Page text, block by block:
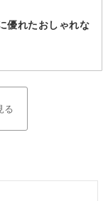
優れたおしゃれな
る